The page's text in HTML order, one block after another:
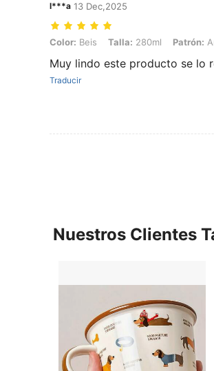
l***a 13 Dec,2025
Color: Beis, Talla: 280ml, Patrón: Animal
Color: Beis Talla: 280ml Patrón:
Muy lindo este producto se lo
Traducir
Nuestros Clientes